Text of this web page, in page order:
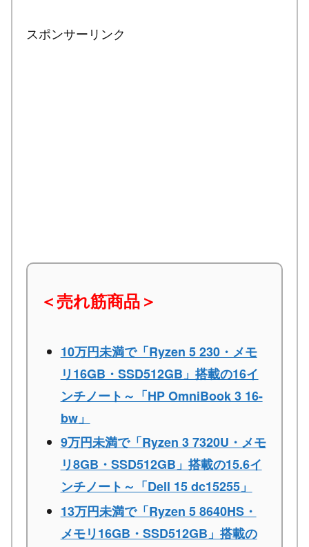
スポンサーリンク
＜売れ筋商品＞
10万円未満で「Ryzen 5 230・メモ
リ16GB・SSD512GB」搭載の16イ
ンチノート～「HP OmniBook 3 16-
bw」
9万円未満で「Ryzen 3 7320U・メモ
リ8GB・SSD512GB」搭載の15.6イ
ンチノート～「Dell 15 dc15255」
13万円未満で「Ryzen 5 8640HS・
メモリ16GB・SSD512GB」搭載の